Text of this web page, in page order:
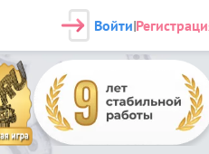
Войти|